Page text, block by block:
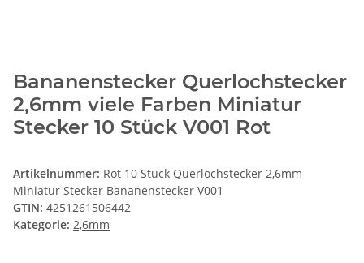
Bananenstecker Querlochstecker
2,6mm viele Farben Miniatur
Stecker 10 Stück V001 Rot
Artikelnummer: Rot 10 Stück Querlochstecker 2,6mm
Miniatur Stecker Bananenstecker V001
GTIN: 4251261506442
Kategorie: 2,6mm